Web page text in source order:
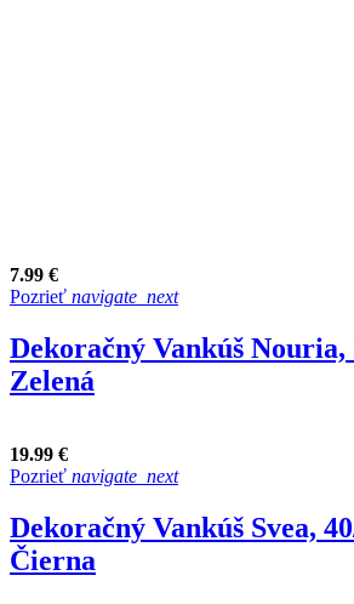
7.99 €
Pozrieť navigate_next
Dekoračný Vankúš Nouria,
Zelená
19.99 €
Pozrieť navigate_next
Dekoračný Vankúš Svea,
Čierna